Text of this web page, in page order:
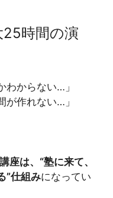
時間の演
わからない…」
が作れない…」
座は、“塾に来て、
”仕組みになってい